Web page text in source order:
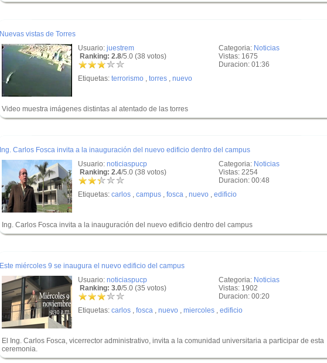
Nuevas vistas de Torres
Categoria: Noticias
Vistas: 1675
Duracion: 01:36
Usuario: juestrem
Ranking: 2.8/5.0 (38 votos)
Etiquetas: terrorismo , torres , nuevo
Video muestra imágenes distintas al atentado de las torres
Ing. Carlos Fosca invita a la inauguración del nuevo edificio dentro del campus
Categoria: Noticias
Vistas: 2254
Duracion: 00:48
Usuario: noticiaspucp
Ranking: 2.4/5.0 (38 votos)
Etiquetas: carlos , campus , fosca , nuevo , edificio
Ing. Carlos Fosca invita a la inauguración del nuevo edificio dentro del campus
Este miércoles 9 se inaugura el nuevo edificio del campus
Categoria: Noticias
Vistas: 1902
Duracion: 00:20
Usuario: noticiaspucp
Ranking: 3.0/5.0 (35 votos)
Etiquetas: carlos , fosca , nuevo , miercoles , edificio
El Ing. Carlos Fosca, vicerrector administrativo, invita a la comunidad universitaria a participar de esta
ceremonia.